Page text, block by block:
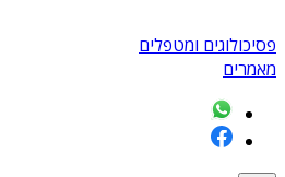
פסיכולוגים ומטפלים
מאמרים